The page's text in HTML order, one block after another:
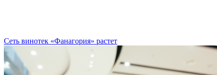
Сеть винотек «Фанагория» растет